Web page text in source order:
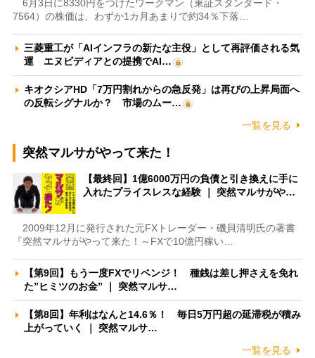
6月3日に8330円をつけたワークマン（東証スタンダード・
7564）の株価は、わずか1カ月あまりで約34％下落…
三菱重工が「AIインフラの新たな主役」として再評価される気
運 エヌビディアとの提携でAI…
キオクシアHD「7万円割れからの急反発」は再びの上昇局面へ
の反転シグナルか？ 市場のムー…
一覧を見る
突然マルサがやって来た！
【最終回】1億6000万円の負債と引き換えに手に
入れたプライスレスな経験 ｜ 突然マルサがや…
2009年12月に発行された元FXトレーダー・磯貝清明氏の著書
『突然マルサがやって来た！～FXで10億円稼い…
【第9回】もう一度FXでリベンジ！ 種銭は差し押さえを免れ
た”ヒミツのお金” ｜ 突然マルサ…
【第8回】年利はなんと14.6％！ 毎日5万円超の延滞税が積み
上がっていく ｜ 突然マルサ…
一覧を見る